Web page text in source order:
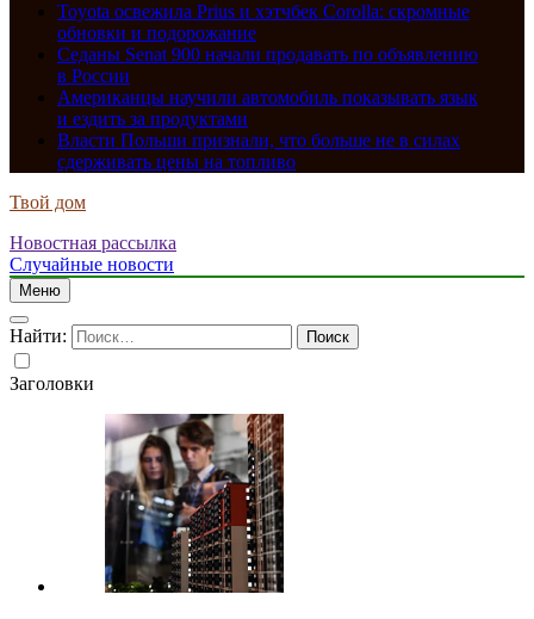
Toyota освежила Prius и хэтчбек Corolla: скромные
обновки и подорожание
Седаны Senat 900 начали продавать по объявлению
в России
Американцы научили автомобиль показывать язык
и ездить за продуктами
Власти Польши признали, что больше не в силах
сдерживать цены на топливо
Твой дом
Новостная рассылка
Случайные новости
Меню
Найти:
Заголовки